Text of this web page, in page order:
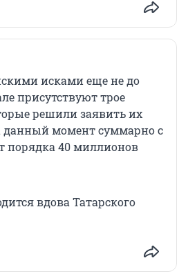
исками еще не до
присутствуют трое
решили заявить их
данный момент суммарно с
порядка 40 миллионов
вдова Татарского